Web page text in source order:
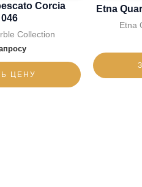
Corcia
046
Collection
ЦЕНУ
Etna
Etna